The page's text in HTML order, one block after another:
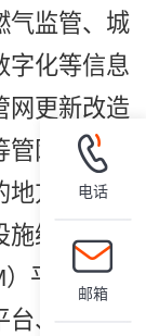
气监管、城
字化等信息
网更新改造
网和设施
方可将燃
综合管理
平台等深
、城市安
电话
邮箱